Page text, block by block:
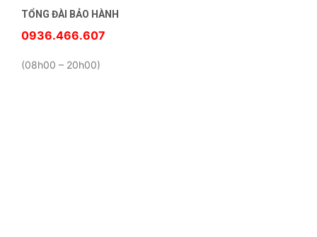
TỔNG ĐÀI BẢO HÀNH
0936.466.607
(08h00 – 20h00)